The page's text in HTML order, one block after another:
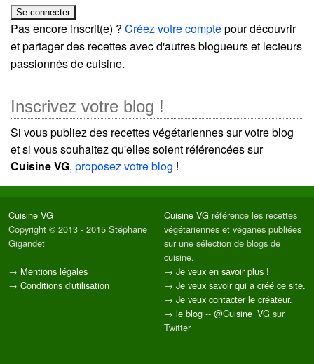
Pas encore inscrit(e) ? Créez votre comptepour découvrir
et partager des recettes avec d'autres blogueurs et lecteurs
passionnés de cuisine.
Inscrivez votre blog !
Si vous publiez des recettes végétariennes sur votre blog
et si vous souhaitez qu'elles soient référencées sur
Cuisine VG, proposez votre blog !
Cuisine VG
Copyright © 2013 - 2015 Stéphane
Gigandet
→ Mentions légales
→ Conditions d'utilisation
Cuisine VG référence les recettes
végétariennes et véganes publiées
sur une sélection de blogs de
cuisine.
→ Je veux en savoir plus !
→ Je veux savoir qui a créé ce site.
→ Je veux contacter le créateur.
→ le blog -- @Cuisine_VG sur
Twitter